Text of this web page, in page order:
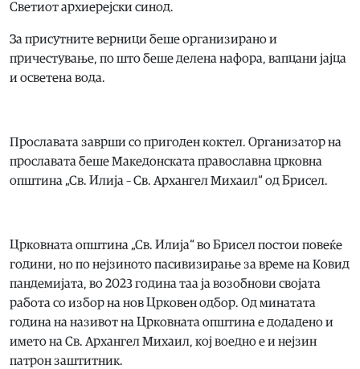
Светиот архиерејски синод.
За присутните верници беше организирано и
причестување, по што беше делена нафора, вапцани јајца
и осветена вода.
Прославата заврши со пригоден коктел. Организатор на
прославата беше Македонската православна црковна
општина „Св. Илија – Св. Архангел Михаил“ од Брисел.
Црковната општина „Св. Илија“ во Брисел постои повеќе
години, но по нејзиното пасивизирање за време на Ковид
пандемијата, во 2023 година таа ја возобнови својата
работа со избор на нов Црковен одбор. Од минатата
година на називот на Црковната општина е додадено и
името на Св. Архангел Михаил, кој воедно е и нејзин
патрон заштитник.